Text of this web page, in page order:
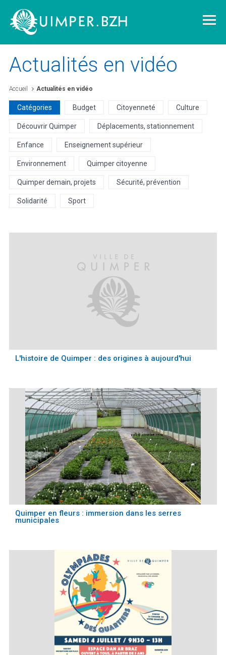
Vivre à Quimper
Découvrir Quimper
Quimper demain
Quimper citoyenne
Select Language ▼
Actualités en vidéo
Accueil Actualités en vidéo
Catégories Budget Citoyenneté Culture
Découvrir Quimper Déplacements, stationnement
Enfance Enseignement supérieur
Environnement Quimper citoyenne
Quimper demain, projets Sécurité, prévention
Solidarité Sport
L'histoire de Quimper : des origines à aujourd'hui
Quimper en fleurs : immersion dans les serres
municipales